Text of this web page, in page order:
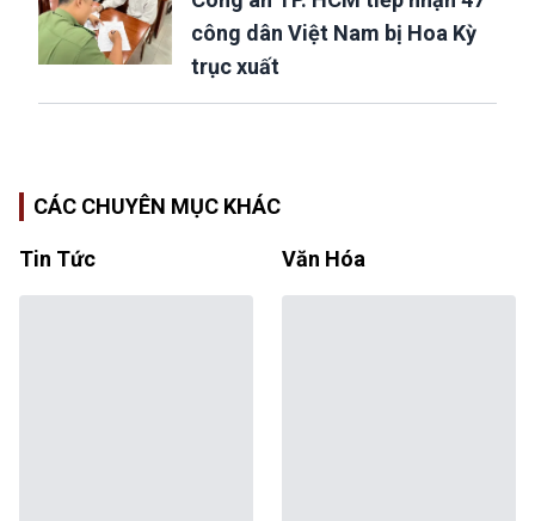
công dân Việt Nam bị Hoa Kỳ
trục xuất
CÁC CHUYÊN MỤC KHÁC
Tin Tức Văn Hóa